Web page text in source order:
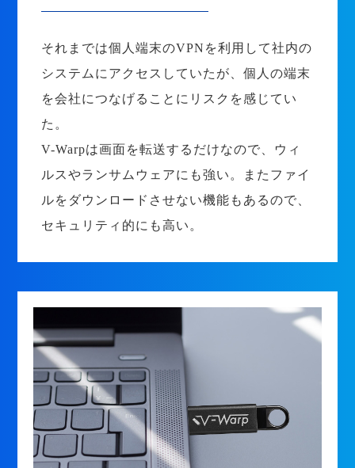
それまでは個人端末のVPNを利用して社内の
システムにアクセスしていたが、個人の端末
を会社につなげることにリスクを感じてい
た。
V-Warpは画面を転送するだけなので、ウィ
ルスやランサムウェアにも強い。またファイ
ルをダウンロードさせない機能もあるので、
セキュリティ的にも高い。